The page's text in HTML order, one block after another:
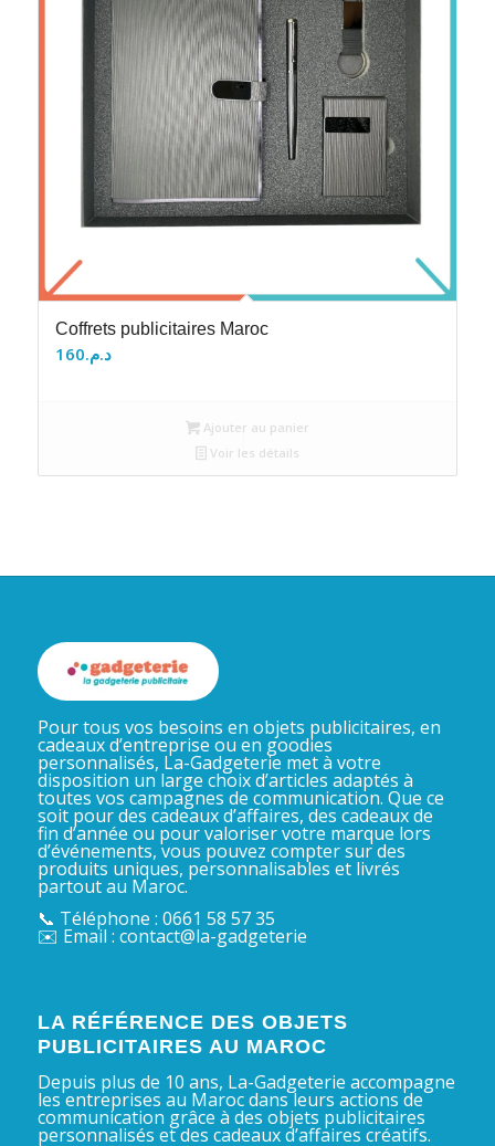
Coffrets publicitaires Maroc
د.م.160
Ajouter au panier
Voir les détails
Pour tous vos besoins en objets publicitaires, en
cadeaux d’entreprise ou en goodies
personnalisés, La-Gadgeterie met à votre
disposition un large choix d’articles adaptés à
toutes vos campagnes de communication. Que ce
soit pour des cadeaux d’affaires, des cadeaux de
fin d’année ou pour valoriser votre marque lors
d’événements, vous pouvez compter sur des
produits uniques, personnalisables et livrés
partout au Maroc.
📞 Téléphone : 0661 58 57 35
✉️ Email : contact@la-gadgeterie
LA RÉFÉRENCE DES OBJETS
PUBLICITAIRES AU MAROC
Depuis plus de 10 ans, La-Gadgeterie accompagne
les entreprises au Maroc dans leurs actions de
communication grâce à des objets publicitaires
personnalisés et des cadeaux d’affaires créatifs.